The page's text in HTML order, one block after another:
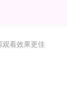
观看效果更佳